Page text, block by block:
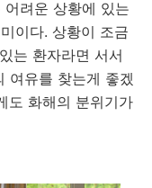
려운 상황에 있는
이다. 상황이 조금
는 환자라면 서서
여유를 찾는게 좋겠
도 화해의 분위기가